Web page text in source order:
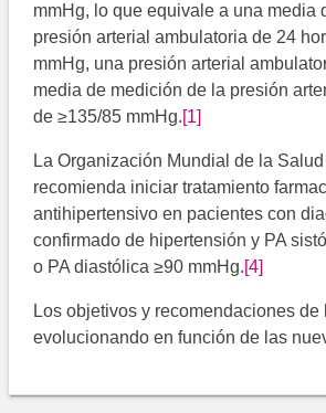
mmHg, lo que equivale a una media
presión arterial ambulatoria de 24
mmHg, una presión arterial
media de medición de la presión
de ≥135/85 mmHg.[1]
La Organización Mundial de la
recomienda iniciar tratamiento
antihipertensivo en pacientes con
confirmado de hipertensión y PA
o PA diastólica ≥90 mmHg.[4]
Los objetivos y recomendaciones de
evolucionando en función de las